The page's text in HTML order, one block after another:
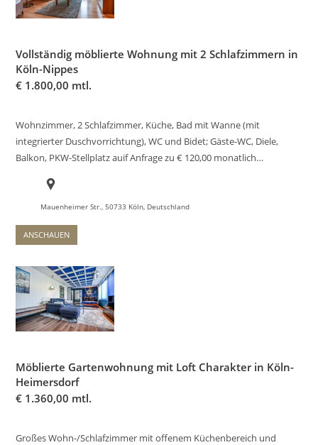
Vollständig möblierte Wohnung mit 2 Schlafzimmern in
Köln-Nippes
€ 1.800,00 mtl.
Wohnzimmer, 2 Schlafzimmer, Küche, Bad mit Wanne (mit
integrierter Duschvorrichtung), WC und Bidet; Gäste-WC, Diele,
Balkon, PKW-Stellplatz auif Anfrage zu € 120,00 monatlich…
Mauenheimer Str., 50733 Köln, Deutschland
ANSCHAUEN
Möblierte Gartenwohnung mit Loft Charakter in Köln-
Heimersdorf
€ 1.360,00 mtl.
Großes Wohn-/Schlafzimmer mit offenem Küchenbereich und